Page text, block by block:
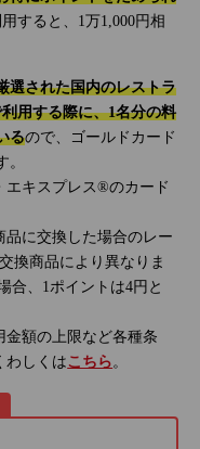
すると、1万1,000円相
選された国内のレストラ
用する際に、1名分の料
るので、ゴールドカード
エキスプレス®のカード
品に交換した場合のレー
換商品により異なりま
合、1ポイントは4円と
金額の上限など各種条
わしくはこちら。